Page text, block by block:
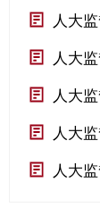
人大
人大
人大
人大
委会“双引
人大